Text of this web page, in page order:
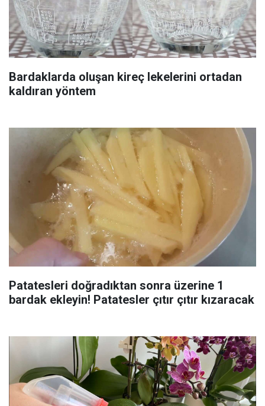
Bardaklarda oluşan kireç lekelerini ortadan
kaldıran yöntem
Patatesleri doğradıktan sonra üzerine 1
bardak ekleyin! Patatesler çıtır çıtır kızaracak